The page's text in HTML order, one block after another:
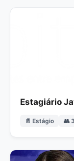
Estagiário
📄 Estágio 👥